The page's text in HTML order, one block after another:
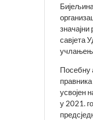
савјета
Посебну
усвојен
у 2021.